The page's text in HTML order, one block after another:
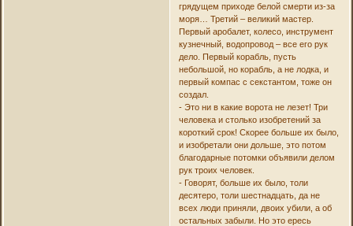
грядущем приходе белой смерти из-за
моря… Третий – великий мастер.
Первый аробалет, колесо, инструмент
кузнечный, водопровод – все его рук
дело. Первый корабль, пусть
небольшой, но корабль, а не лодка, и
первый компас с секстантом, тоже он
создал.
- Это ни в какие ворота не лезет! Три
человека и столько изобретений за
короткий срок! Скорее больше их было,
и изобретали они дольше, это потом
благодарные потомки объявили делом
рук троих человек.
- Говорят, больше их было, толи
десятеро, толи шестнадцать, да не
всех люди приняли, двоих убили, а об
остальных забыли. Но это ересь